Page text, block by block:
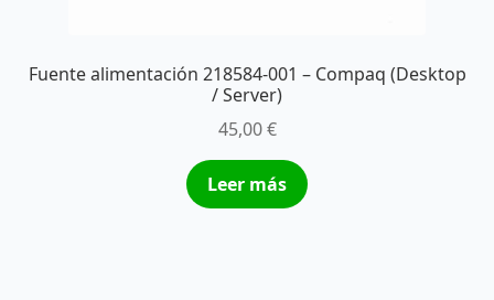
Fuente alimentación 218584-001 – Compaq (Desktop
/ Server)
45,00€
Leer más